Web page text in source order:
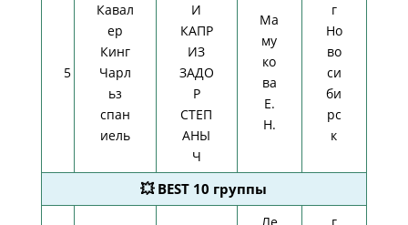
5
Кавал
ер
Кинг
Чарл
ьз
спан
иель
И
КАПР
ИЗ
ЗАДО
Р
СТЕП
АНЫ
Ч
Ма
му
ко
ва
Е.
Н.
г
Но
во
си
би
рс
к
💥 BEST 10 группы